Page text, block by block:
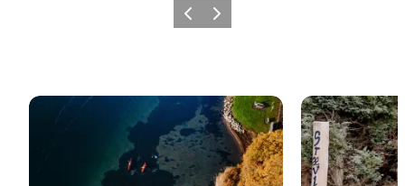
ZurückWeiter
Aktiv in der Natur Erlebnisse